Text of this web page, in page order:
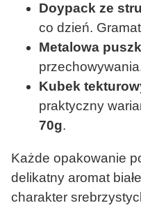
Doypack ze
co dzień.
Metalowa
Kubek
praktyczny
70g.
Każde opakowanie
delikatny aromat
charakter